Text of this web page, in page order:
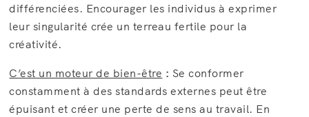
différenciées. Encourager les individus à exprimer
leur singularité crée un terreau fertile pour la
créativité.
C’est un moteur de bien-être : Se conformer
constamment à des standards externes peut être
épuisant et créer une perte de sens au travail. En